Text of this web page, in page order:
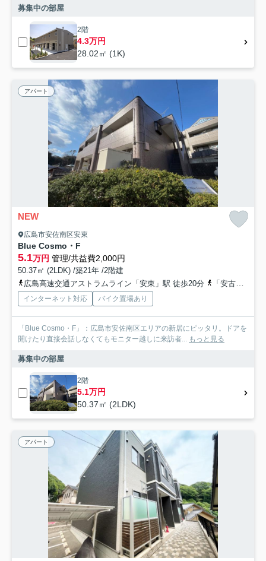
募集中の部屋
2階
4.3万円
28.02㎡ (1K)
アパート
NEW
広島市安佐南区安東
Blue Cosmo・F
5.1万円 管理/共益費2,000円
50.37㎡ (2LDK) /築21年 /2階建
広島高速交通アストラムライン「安東」駅 徒歩20分
「安古市高校前」バス停下車 徒歩6分
インターネット対応 バイク置場あり
「Blue Cosmo・F」：広島市安佐南区エリアの新居にピッタリ。ドアを
開けたり直接会話しなくてもモニター越しに来訪者... もっと見る
募集中の部屋
2階
5.1万円
50.37㎡ (2LDK)
アパート